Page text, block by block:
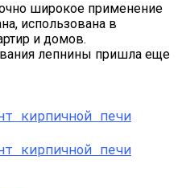
широкое применение
использована в
и домов.
лепнины пришла еще